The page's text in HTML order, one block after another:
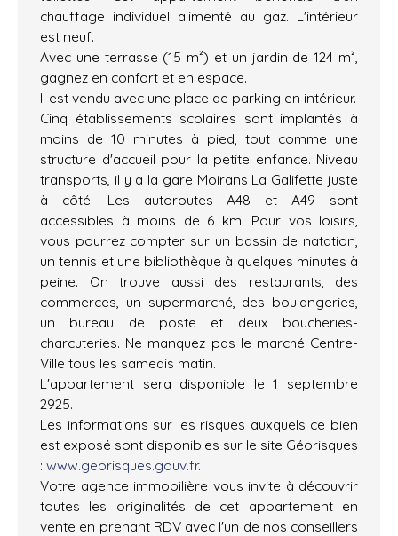
chauffage individuel alimenté au gaz. L'intérieur
est neuf.
Avec une terrasse (15 m²) et un jardin de 124 m²,
gagnez en confort et en espace.
Il est vendu avec une place de parking en intérieur.
Cinq établissements scolaires sont implantés à
moins de 10 minutes à pied, tout comme une
structure d'accueil pour la petite enfance. Niveau
transports, il y a la gare Moirans La Galifette juste
à côté. Les autoroutes A48 et A49 sont
accessibles à moins de 6 km. Pour vos loisirs,
vous pourrez compter sur un bassin de natation,
un tennis et une bibliothèque à quelques minutes à
peine. On trouve aussi des restaurants, des
commerces, un supermarché, des boulangeries,
un bureau de poste et deux boucheries-
charcuteries. Ne manquez pas le marché Centre-
Ville tous les samedis matin.
L'appartement sera disponible le 1 septembre
2925.
Les informations sur les risques auxquels ce bien
est exposé sont disponibles sur le site Géorisques
: www.georisques.gouv.fr.
Votre agence immobilière vous invite à découvrir
toutes les originalités de cet appartement en
vente en prenant RDV avec l'un de nos conseillers